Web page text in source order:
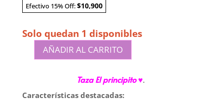
Efectivo 15% Off:$10,900
Solo quedan 1 disponibles
Principito"
AÑADIR AL CARRITO
Taza El principito♥.
Características destacadas: